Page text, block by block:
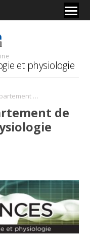
et physiologie
Conférences du Département de pharmacologie et physiologie
de